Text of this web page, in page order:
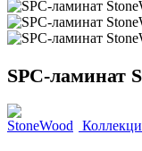
SPC-ламинат